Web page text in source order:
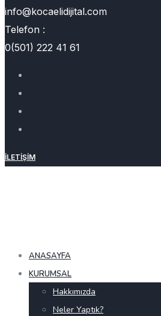
info@kocaelidijital.com
Telefon :
0(501) 222 41 61
İLETIŞIM
ANASAYFA
KURUMSAL
Hakkımızda
Neler Yaptık?